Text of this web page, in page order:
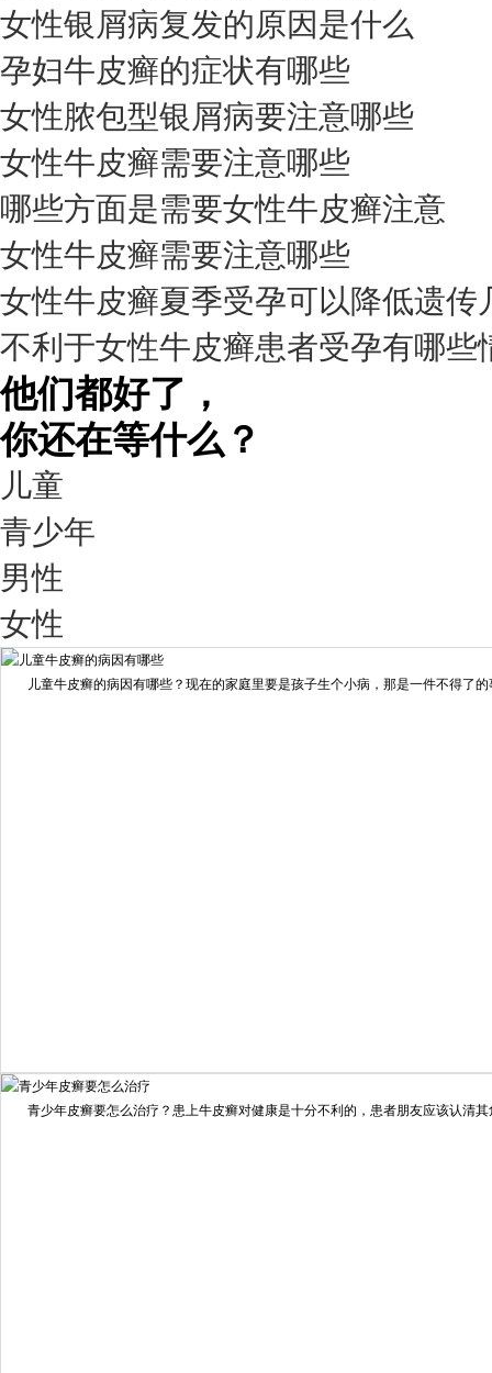
我要咨询我要预约
擅长： 杨成平 互联网门诊主任【医生简介】 毕业于长江...[详情]
预约量
6821
疗效满意
98%
我要咨询
擅长： 王艳琼 门诊主任 专家介绍：毕业于川北医学院...
预约量
我要咨询我要预约
擅长：住院部主任 【个人简介】 肖建华，成都银康银屑病...
女性银屑病复发的原因是什么
孕妇牛皮癣的症状有哪些
女性脓包型银屑病要注意哪些
女性牛皮癣需要注意哪些
哪些方面是需要女性牛皮癣注意
女性牛皮癣需要注意哪些
女性牛皮癣夏季受孕可以降低遗传
不利于女性牛皮癣患者受孕有哪些
他们都好了，
你还在等什么？
儿童
青少年
男性
女性
儿童牛皮癣的病因有哪些？现在的家庭里要是孩子生个小病，那是一件不得了的
青少年皮癣要怎么治疗？患上牛皮癣对健康是十分不利的，患者朋友应该认清其